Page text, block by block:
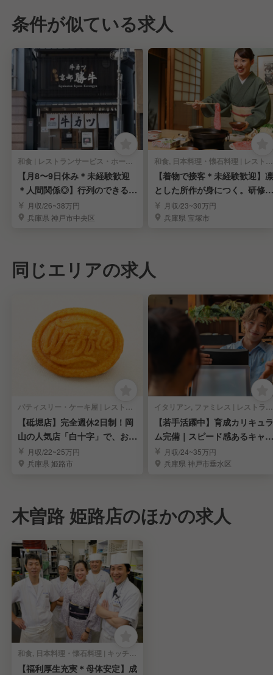
条件が似ている求人
和食 | レストランサービス・ホールスタッフ
【月8〜9日休み＊未経験歓迎
＊人間関係◎】行列のできる牛
カツ店「京都勝牛」
月収/26~38万円
兵庫県 神戸市中央区
和食, 日本料理・懐石料理 | レストランサービス・ホールスタッフ
【着物で接客＊未経験歓迎】凛
とした所作が身につく。研修充
実で正社員へ
月収/23~30万円
兵庫県 宝塚市
同じエリアの求人
パティスリー・ケーキ屋 | レストランサービス・ホールスタッフ
【砥堀店】完全週休2日制！岡
山の人気店「白十字」で、お菓
子と笑顔を届ける
月収/22~25万円
兵庫県 姫路市
イタリアン, ファミレス | レストランサービス・ホールスタッフ
【若手活躍中】育成カリキュラ
ム完備｜スピード感あるキャリ
アアップを実現
月収/24~35万円
兵庫県 神戸市垂水区
木曽路 姫路店のほかの求人
和食, 日本料理・懐石料理 | キッチンスタッフ
【福利厚生充実＊母体安定】成